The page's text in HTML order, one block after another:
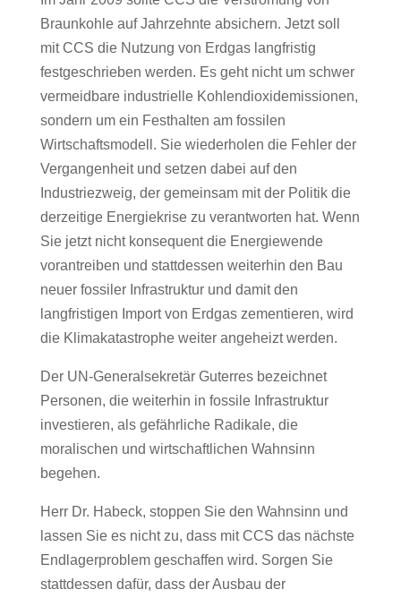
Braunkohle auf Jahrzehnte absichern. Jetzt soll
mit CCS die Nutzung von Erdgas langfristig
festgeschrieben werden. Es geht nicht um schwer
vermeidbare industrielle Kohlendioxidemissionen,
sondern um ein Festhalten am fossilen
Wirtschaftsmodell. Sie wiederholen die Fehler der
Vergangenheit und setzen dabei auf den
Industriezweig, der gemeinsam mit der Politik die
derzeitige Energiekrise zu verantworten hat. Wenn
Sie jetzt nicht konsequent die Energiewende
vorantreiben und stattdessen weiterhin den Bau
neuer fossiler Infrastruktur und damit den
langfristigen Import von Erdgas zementieren, wird
die Klimakatastrophe weiter angeheizt werden.
Der UN-Generalsekretär Guterres bezeichnet
Personen, die weiterhin in fossile Infrastruktur
investieren, als gefährliche Radikale, die
moralischen und wirtschaftlichen Wahnsinn
begehen.
Herr Dr. Habeck, stoppen Sie den Wahnsinn und
lassen Sie es nicht zu, dass mit CCS das nächste
Endlagerproblem geschaffen wird. Sorgen Sie
stattdessen dafür, dass der Ausbau der